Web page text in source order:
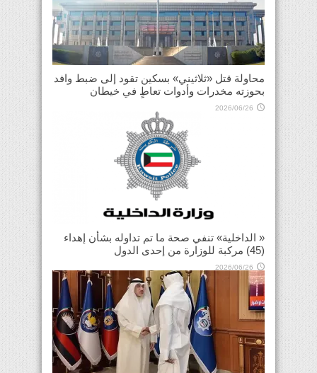
محاولة قتل «ثلاثيني» بسكين تقود إلى ضبط وافد
بحوزته مخدرات وأدوات تعاطٍ في خيطان
2026/06/26
« الداخلية» تنفي صحة ما تم تداوله بشأن إهداء
(45) مركبة للوزارة من إحدى الدول
2026/06/26